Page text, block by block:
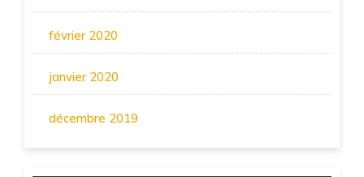
février 2020
janvier 2020
décembre 2019